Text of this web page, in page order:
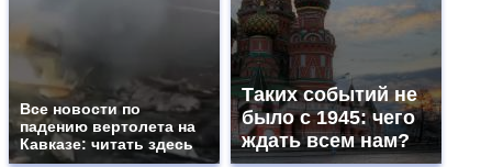
Все новости по
падению вертолета на
Кавказе: читать здесь
Таких событий не
было с 1945: чего
ждать всем нам?